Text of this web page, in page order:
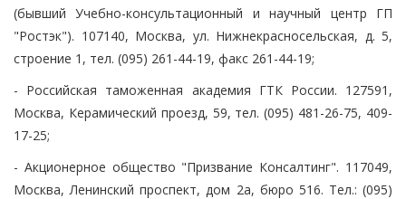
(бывший Учебно-консультационный и научный центр ГП
"Ростэк"). 107140, Москва, ул. Нижнекрасносельская, д. 5,
строение 1, тел. (095) 261-44-19, факс 261-44-19;
- Российская таможенная академия ГТК России. 127591,
Москва, Керамический проезд, 59, тел. (095) 481-26-75, 409-
17-25;
- Акционерное общество "Призвание Консалтинг". 117049,
Москва, Ленинский проспект, дом 2а, бюро 516. Тел.: (095)